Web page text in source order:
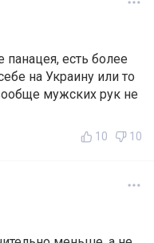
есть более
на Украину или то
мужских рук не
10 10